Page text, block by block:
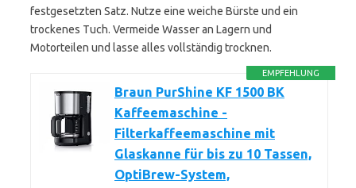
festgesetzten Satz. Nutze eine weiche Bürste und ein
trockenes Tuch. Vermeide Wasser an Lagern und
Motorteilen und lasse alles vollständig trocknen.
EMPFEHLUNG
Braun PurShine KF 1500 BK
Kaffeemaschine -
Filterkaffeemaschine mit
Glaskanne für bis zu 10 Tassen,
OptiBrew-System,